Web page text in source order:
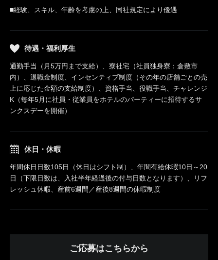
■経験、スキル、年齢を考慮の上、同社規定により優遇
待遇・福利厚生
通勤手当（月5万円まで支給）、寮社宅（社員独身寮：倉敷市
内）、退職金制度、インセンティブ制度（その年の店舗ごとの売
上に応じた金額の支給制度）、資格手当、役職手当、チャレンジ
K（毎年5月に社員・従業員をホテルのパーティーに招待するサ
ンクスデーを開催）
休日・休暇
年間休日日数105日（休日はシフト制）、年間有給休暇10日～20
日（下限日数は、入社半年経過後の付与日数となります）、リフ
レッシュ休暇、産前6週間／産後8週間の休暇制度
ご応募はこちらから